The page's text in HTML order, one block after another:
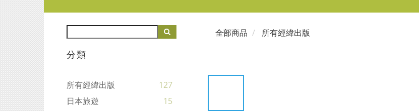
分類
所有經緯出版
127
日本旅遊
15
全部商品 所有經緯出版